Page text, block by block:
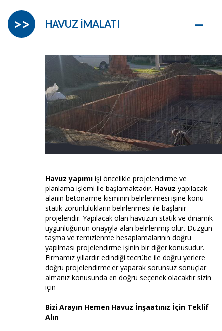
HAVUZ İMALATI –
>>
Havuz yapımı işi öncelikle projelendirme ve
planlama işlemi ile başlamaktadır. Havuz yapılacak
alanın betonarme kısmının belirlenmesi işine konu
statik zorunlulukların belirlenmesi ile başlanır
projelendir. Yapılacak olan havuzun statik ve dinamik
uygunluğunun onayıyla alan belirlenmiş olur. Düzgün
taşma ve temizlenme hesaplamalarının doğru
yapılması projelendirme işinin bir diğer konusudur.
Firmamız yıllardır edindiği tecrübe ile doğru yerlere
doğru projelendirmeler yaparak sorunsuz sonuçlar
almanız konusunda en doğru seçenek olacaktır sizin
için.
Bizi Arayın Hemen Havuz İnşaatınız İçin Teklif
Alın